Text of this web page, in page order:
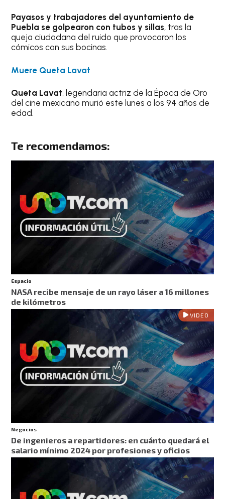
Payasos y trabajadores del ayuntamiento de
Puebla se golpearon con tubos y sillas, tras la
queja ciudadana del ruido que provocaron los
cómicos con sus bocinas.
Muere Queta Lavat
Queta Lavat, legendaria actriz de la Época de Oro
del cine mexicano murió este lunes a los 94 años de
edad.
Te recomendamos:
Espacio
NASA recibe mensaje de un rayo láser a 16 millones
de kilómetros
VIDEO
Negocios
De ingenieros a repartidores: en cuánto quedará el
salario mínimo 2024 por profesiones y oficios